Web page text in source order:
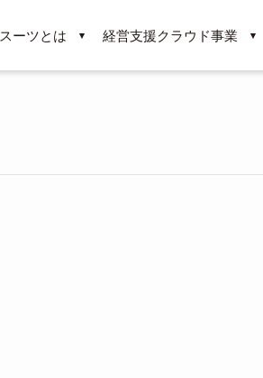
スーツとは 経営支援クラウド事業